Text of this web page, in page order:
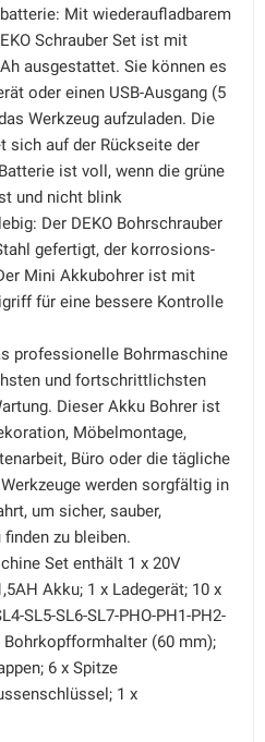
Mit wiederaufladbarem
Schrauber Set ist mit
ausgestattet. Sie können es
oder einen USB-Ausgang (5
Werkzeug aufzuladen. Die
sich auf der Rückseite der
ist voll, wenn die grüne
und nicht blink
Der DEKO Bohrschrauber
gefertigt, der korrosions-
Mini Akkubohrer ist mit
für eine bessere Kontrolle
professionelle Bohrmaschine
und fortschrittlichsten
Dieser Akku Bohrer ist
Möbelmontage,
Büro oder die tägliche
werden sorgfältig in
um sicher, sauber,
zu bleiben.
Set enthält 1 x 20V
Akku; 1 x Ladegerät; 10 x
SL5-SL6-SL7-PHO-PH1-PH2-
Bohrkopfformhalter (60 mm);
6 x Spitze
1 x